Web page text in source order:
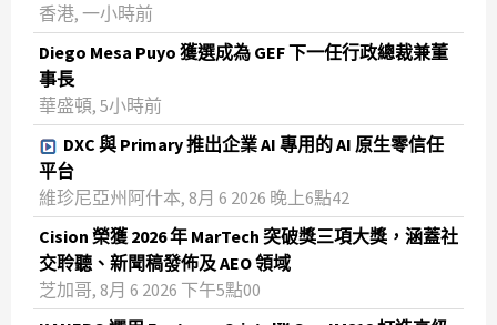
香港, 一小時前
Diego Mesa Puyo 獲選成為 GEF 下一任行政總裁兼董
事長
華盛頓, 5小時前
DXC 與 Primary 推出企業 AI 專用的 AI 原生零信任
平台
維珍尼亞州阿什本, 8月 6 2026 晚上6點42
Cision 榮獲 2026 年 MarTech 突破獎三項大獎，涵蓋社
交聆聽、新聞稿發佈及 AEO 領域
芝加哥, 8月 6 2026 下午5點00